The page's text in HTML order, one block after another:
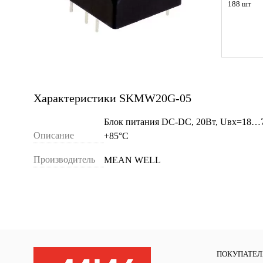
188 шт
Характеристики SKMW20G-05
Описание
Блок питания DC-DC, 20Вт,
+85°С
Производитель MEAN WELL